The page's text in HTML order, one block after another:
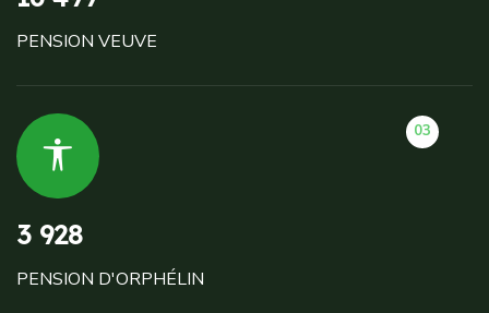
PENSION VEUVE
03
3 928
PENSION D'ORPHÉLIN